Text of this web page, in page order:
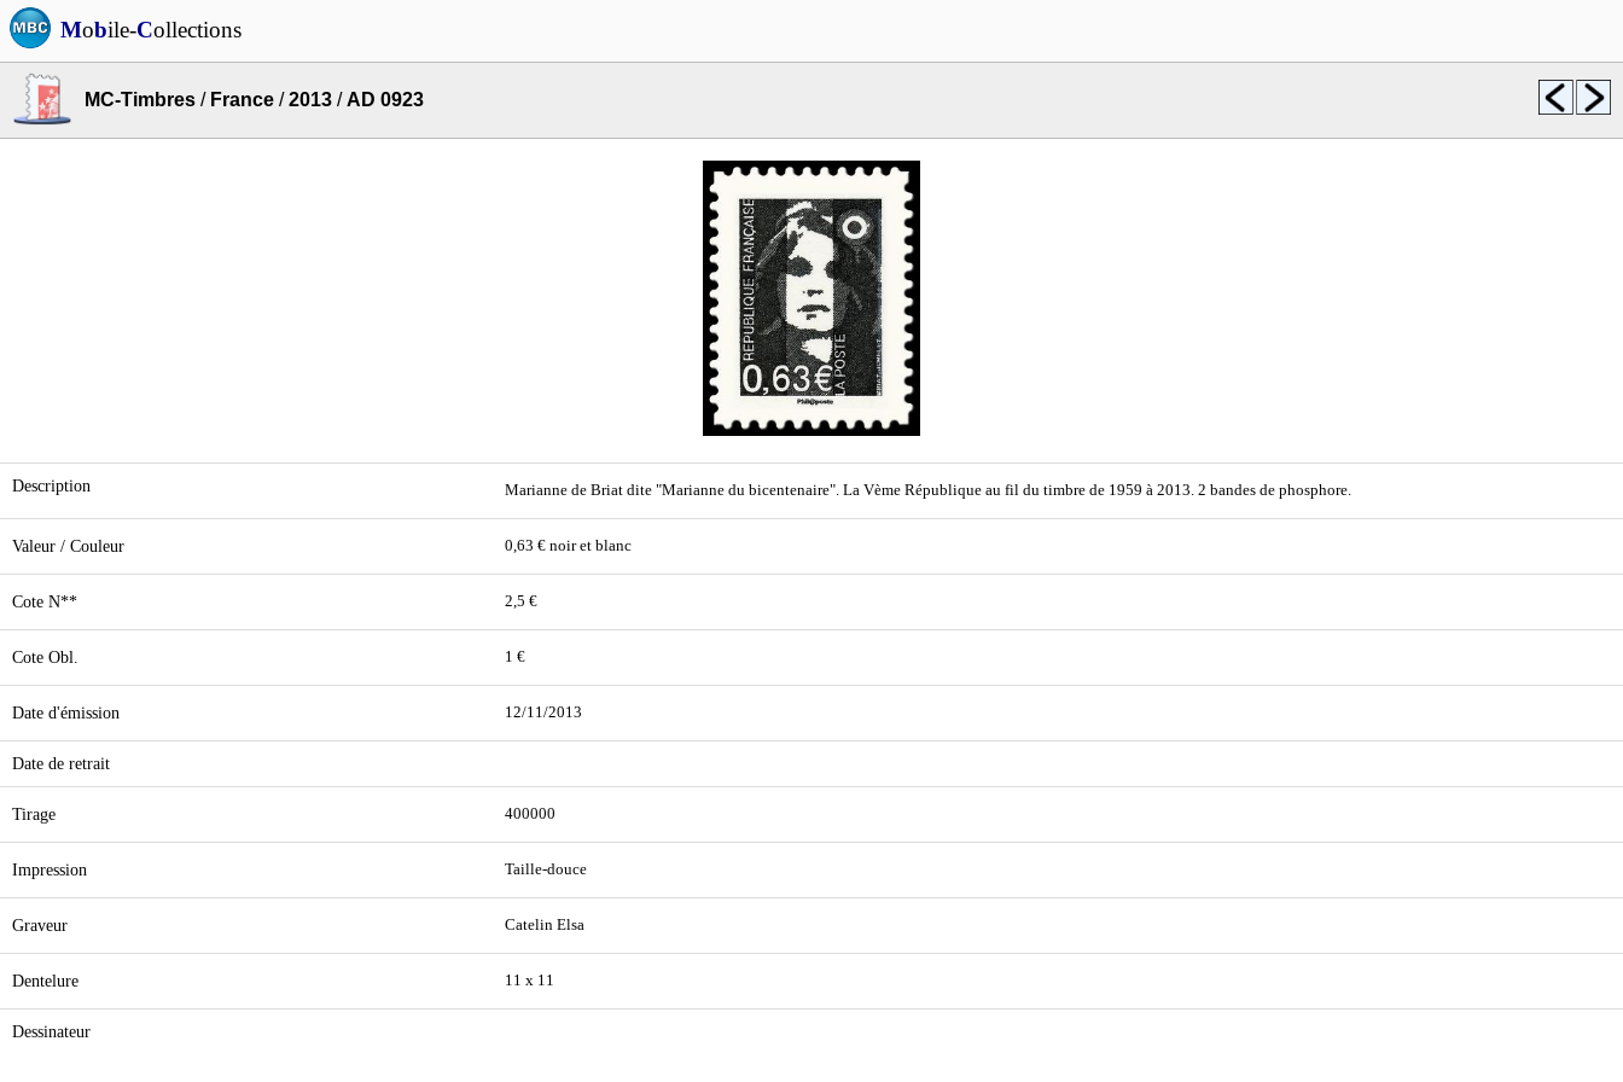
Mobile-Collections
MC-Timbres / France /2013 /AD 0923
Description Marianne de Briat dite "Marianne du bicentenaire". La Vème République au fil du timbre de 1959 à 2013. 2 bandes de phosphore.
Valeur / Couleur 0,63 € noir et blanc
Cote N** 2,5 €
Cote Obl. 1 €
Date d'émission 12/11/2013
Date de retrait
Tirage 400000
Impression Taille-douce
Graveur Catelin Elsa
Dentelure 11 x 11
Dessinateur